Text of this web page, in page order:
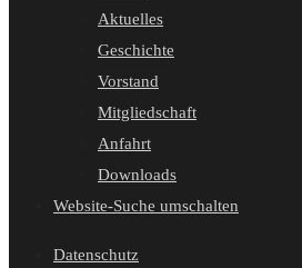
Aktuelles
Geschichte
Vorstand
Mitgliedschaft
Anfahrt
Downloads
Website-Suche umschalten
Datenschutz